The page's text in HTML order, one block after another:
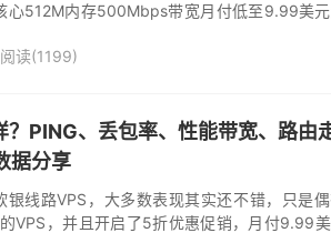
心512M内存500Mbps带宽月付低至9.99美元
阅读(1199)
PING、丢包率、性能带宽、路由走
据分享
线路VPS，大多数表现其实还不错，只是偶
VPS，并且开启了5折优惠促销，月付9.99美